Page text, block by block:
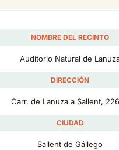
NOMBRE DEL RECINTO
Auditorio Natural de
DIRECCIÓN
Carr. de Lanuza a Sallent,
CIUDAD
Sallent de Gállego